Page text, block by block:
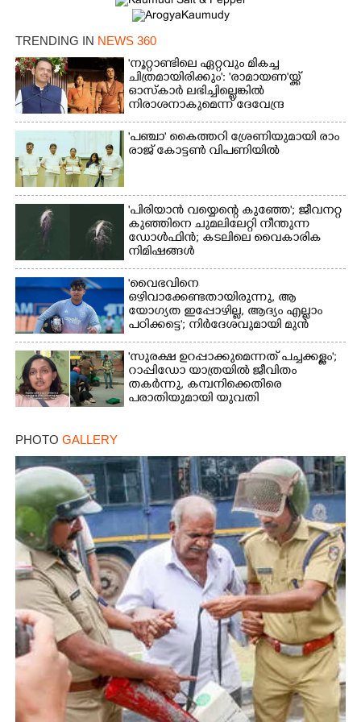
TRENDING IN NEWS 360
'നൂറ്റാണ്ടിലെ ഏറ്റവും മികച്ച
ചിത്രമായിരിക്കും': 'രാമായണ'യ്ക്ക്
ഓസ്കാ‌ർ ലഭിച്ചില്ലെങ്കിൽ
നിരാശനാകുമെന്ന് ദേവേന്ദ്ര
ഫഡ്നാവിസ്
'​പ​ഞ്ചാ​'​ ​കൈ​ത്ത​റി​ ​ശ്രേ​ണി​യു​മാ​യി​ ​രാം​
രാ​ജ് ​കോ​ട്ടൺ വിപണിയിൽ
'പിരിയാൻ വയ്യെന്റെ കുഞ്ഞേ'; ജീവനറ്റ
കുഞ്ഞിനെ ചുമലിലേറ്റി നീന്തുന്ന
ഡോൾഫിൻ; കടലിലെ വൈകാരിക
നിമിഷങ്ങൾ
'വൈഭവിനെ
ഒഴിവാക്കേണ്ടതായിരുന്നു,​ ആ
യോഗ്യത ഇപ്പോഴില്ല, ആദ്യം എല്ലാം
പഠിക്കട്ടെ'; നിർദേശവുമായി മുൻ
ക്രിക്കറ്റ് താരം
'സുരക്ഷ ഉറപ്പാക്കുമെന്നത് പച്ചക്കള്ളം';
റാപ്പിഡോ യാത്രയിൽ ജീവിതം
തകർന്നു, കമ്പനിക്കെതിരെ
പരാതിയുമായി യുവതി
PHOTO GALLERY